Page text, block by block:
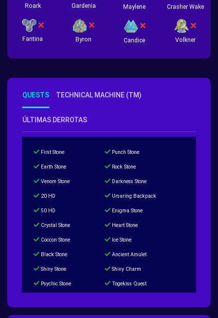
Roark Gardenia Maylene Crasher Wake
Fantina Byron Candice Volkner
QUESTS TECHNICAL MACHINE (TM)
ÚLTIMAS DERROTAS
First Stone Punch Stone
Earth Stone Rock Stone
Venom Stone Darkness Stone
20 HD Ursaring Backpack
50 HD Enigma Stone
Crystal Stone Heart Stone
Coccon Stone Ice Stone
Black Stone Ancient Amulet
Shiny Stone Shiny Charm
Psychic Stone Togekiss Quest